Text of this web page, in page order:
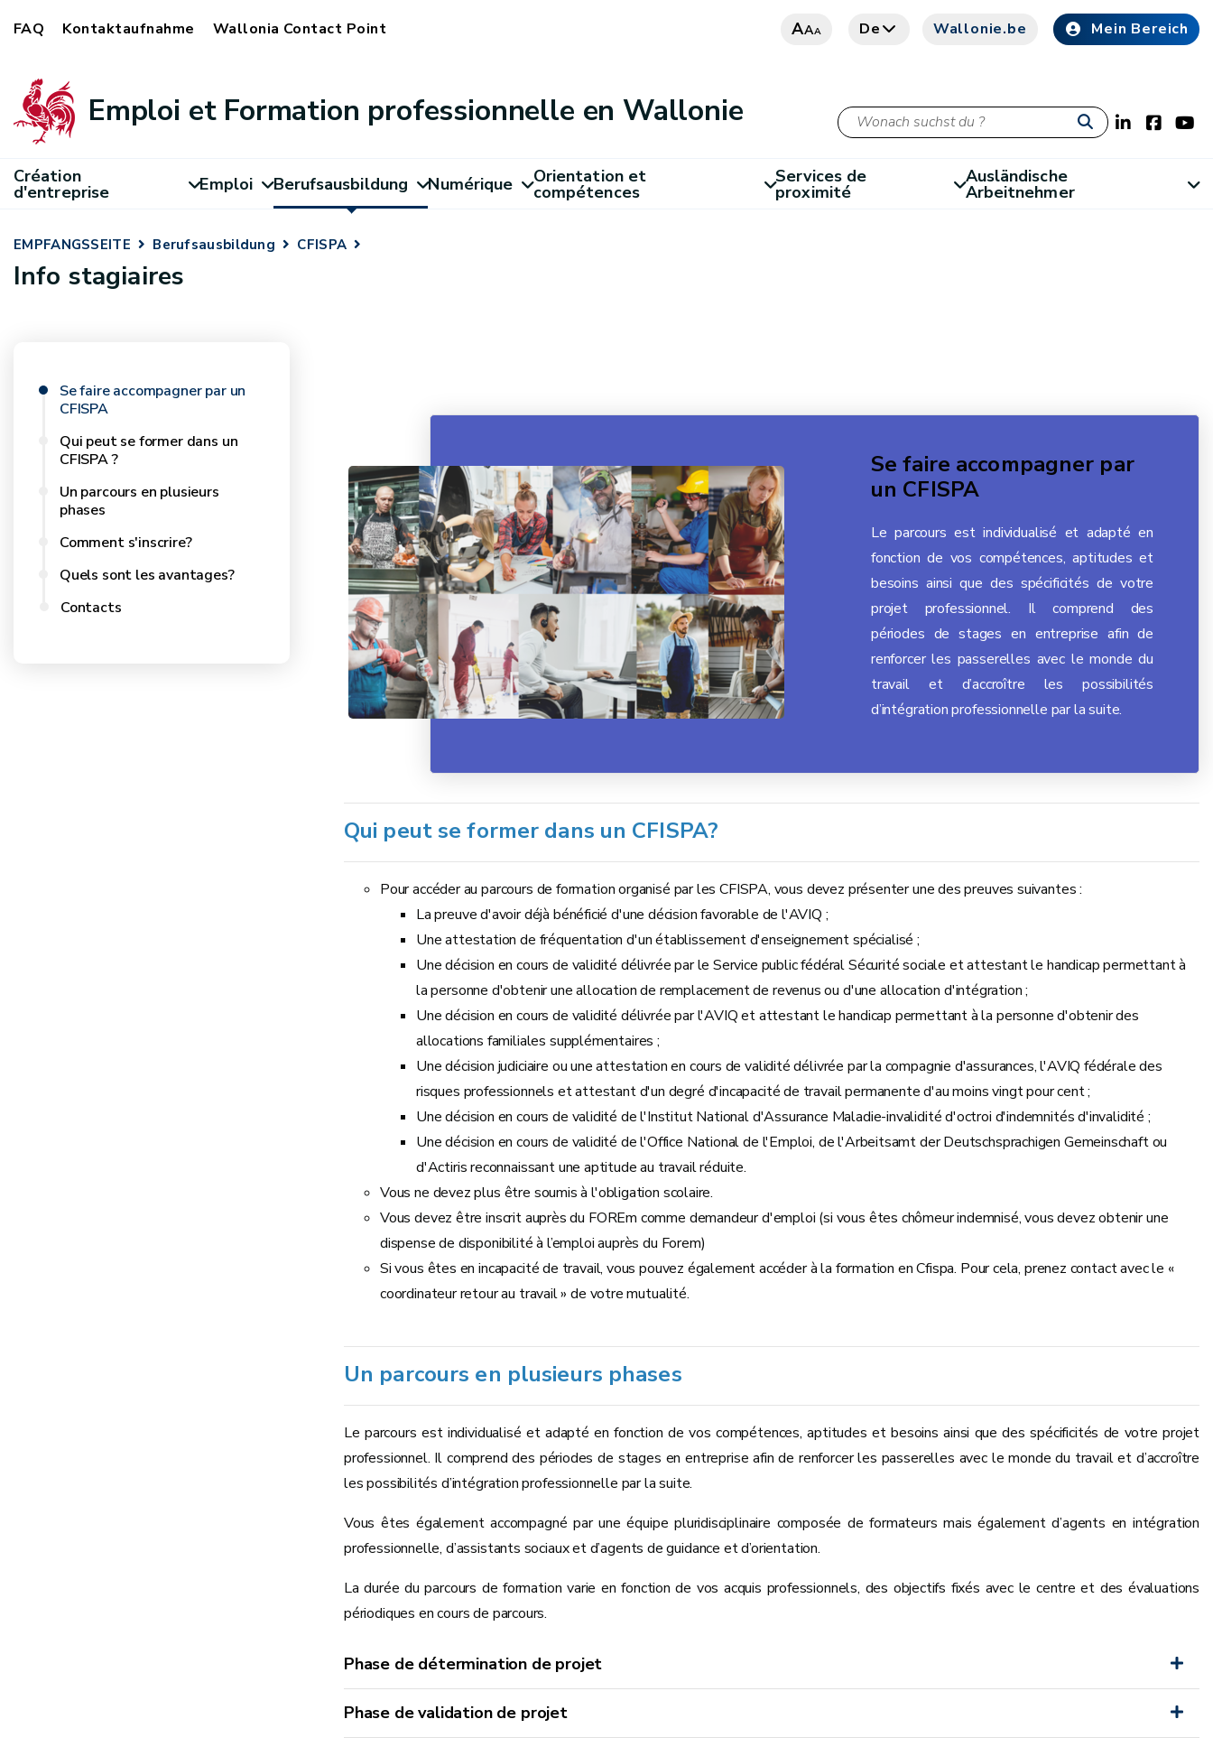
FAQ Kontaktaufnahme Wallonia Contact Point AAA De Wallonie.be Mein Bereich
Emploi et Formation professionnelle en Wallonie
Création
d'entreprise Emploi Berufsausbildung Numérique Orientation et
compétences
Services de
proximité
Ausländische
Arbeitnehmer
EMPFANGSSEITE Berufsausbildung CFISPA
Info stagiaires
Se faire accompagner par un
CFISPA
Qui peut se former dans un
CFISPA ?
Un parcours en plusieurs
phases
Comment s'inscrire?
Quels sont les avantages?
Contacts
Se faire accompagner par
un CFISPA
Le parcours est individualisé et adapté en
fonction de vos compétences, aptitudes et
besoins ainsi que des spécificités de votre
projet professionnel. Il comprend des
périodes de stages en entreprise afin de
renforcer les passerelles avec le monde du
travail et d’accroître les possibilités
d’intégration professionnelle par la suite.
Qui peut se former dans un CFISPA?
Pour accéder au parcours de formation organisé par les CFISPA, vous devez présenter une des preuves suivantes :
La preuve d'avoir déjà bénéficié d'une décision favorable de l'AVIQ ;
Une attestation de fréquentation d'un établissement d'enseignement spécialisé ;
Une décision en cours de validité délivrée par le Service public fédéral Sécurité sociale et attestant le handicap permettant à
la personne d'obtenir une allocation de remplacement de revenus ou d'une allocation d'intégration ;
Une décision en cours de validité délivrée par l'AVIQ et attestant le handicap permettant à la personne d'obtenir des
allocations familiales supplémentaires ;
Une décision judiciaire ou une attestation en cours de validité délivrée par la compagnie d'assurances, l'AVIQ fédérale des
risques professionnels et attestant d'un degré d'incapacité de travail permanente d'au moins vingt pour cent ;
Une décision en cours de validité de l'Institut National d'Assurance Maladie-invalidité d'octroi d'indemnités d'invalidité ;
Une décision en cours de validité de l'Office National de l'Emploi, de l'Arbeitsamt der Deutschsprachigen Gemeinschaft ou
d'Actiris reconnaissant une aptitude au travail réduite.
Vous ne devez plus être soumis à l'obligation scolaire.
Vous devez être inscrit auprès du FOREm comme demandeur d'emploi (si vous êtes chômeur indemnisé, vous devez obtenir une
dispense de disponibilité à l’emploi auprès du Forem)
Si vous êtes en incapacité de travail, vous pouvez également accéder à la formation en Cfispa. Pour cela, prenez contact avec le «
coordinateur retour au travail » de votre mutualité.
Un parcours en plusieurs phases
Le parcours est individualisé et adapté en fonction de vos compétences, aptitudes et besoins ainsi que des spécificités de votre projet
professionnel. Il comprend des périodes de stages en entreprise afin de renforcer les passerelles avec le monde du travail et d’accroître
les possibilités d’intégration professionnelle par la suite.
Vous êtes également accompagné par une équipe pluridisciplinaire composée de formateurs mais également d’agents en intégration
professionnelle, d’assistants sociaux et d’agents de guidance et d’orientation.
La durée du parcours de formation varie en fonction de vos acquis professionnels, des objectifs fixés avec le centre et des évaluations
périodiques en cours de parcours.
Phase de détermination de projet
Phase de validation de projet